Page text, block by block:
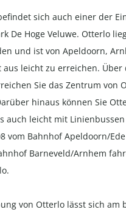
sich auch einer der
De Hoge Veluwe. Otterlo
und ist von Apeldoorn,
aus leicht zu erreichen. Über
Sie das Zentrum von
hinaus können Sie
auch leicht mit
vom Bahnhof Apeldoorn/
Barneveld/Arnhem
von Otterlo lässt sich am